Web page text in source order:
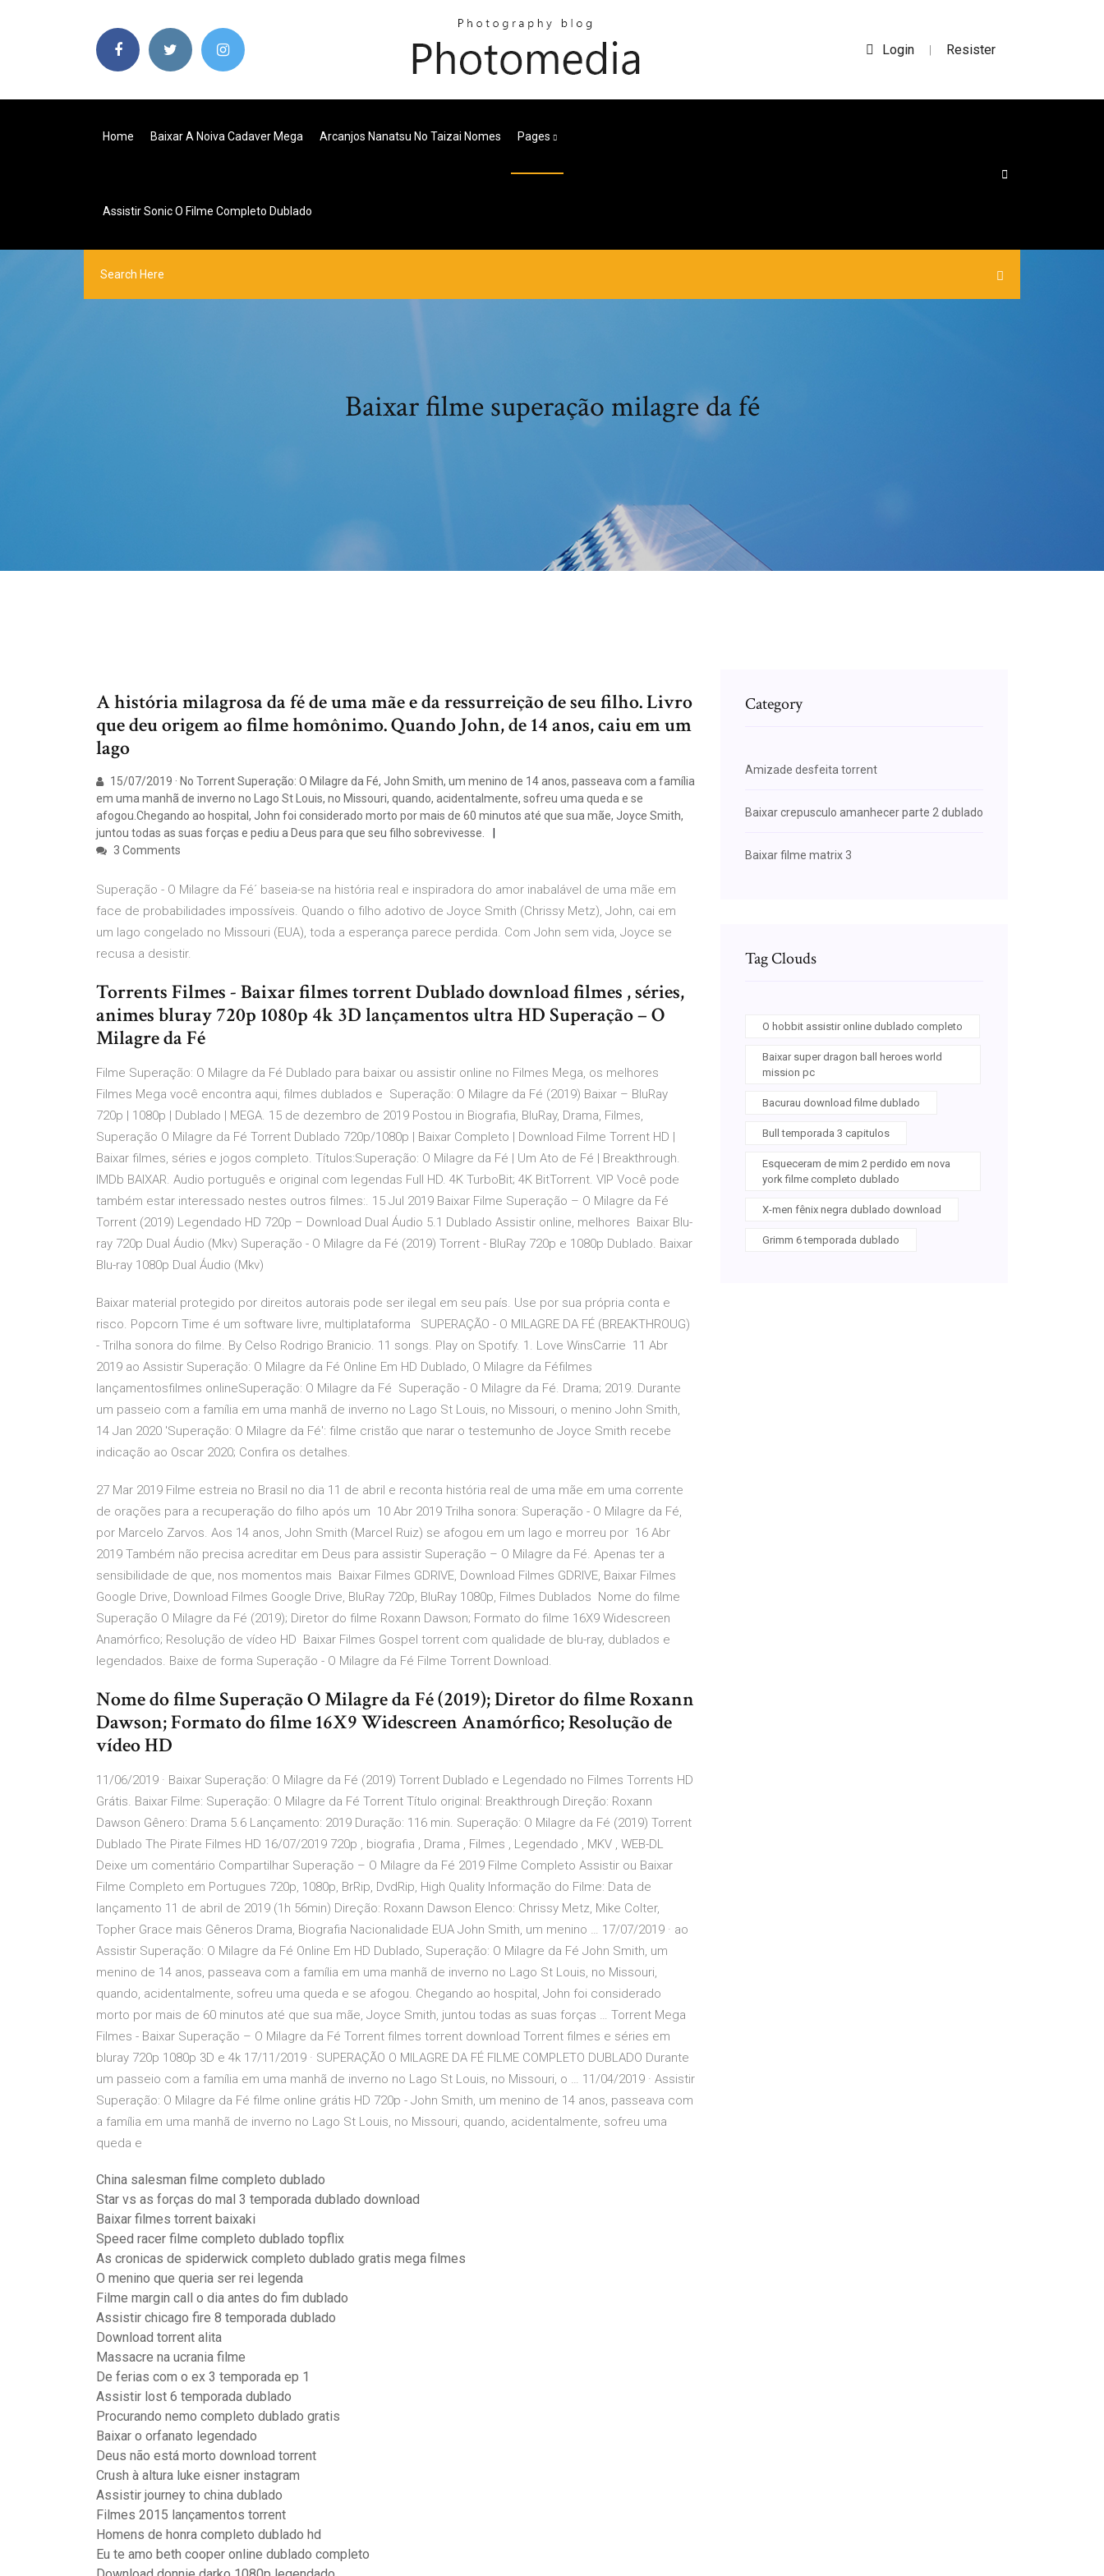
Login | Resister
Home Baixar A Noiva Cadaver Mega Arcanjos Nanatsu No Taizai Nomes Pages
Assistir Sonic O Filme Completo Dublado
Baixar filme superação milagre da fé
A história milagrosa da fé de uma mãe e da ressurreição de seu filho. Livro
que deu origem ao filme homônimo. Quando John, de 14 anos, caiu em um
lago
15/07/2019 · No Torrent Superação: O Milagre da Fé, John Smith, um menino de 14 anos, passeava com a família
em uma manhã de inverno no Lago St Louis, no Missouri, quando, acidentalmente, sofreu uma queda e se
afogou.Chegando ao hospital, John foi considerado morto por mais de 60 minutos até que sua mãe, Joyce Smith,
juntou todas as suas forças e pediu a Deus para que seu filho sobrevivesse.
3 Comments
Superação - O Milagre da Fé´ baseia-se na história real e inspiradora do amor inabalável de uma mãe em
face de probabilidades impossíveis. Quando o filho adotivo de Joyce Smith (Chrissy Metz), John, cai em
um lago congelado no Missouri (EUA), toda a esperança parece perdida. Com John sem vida, Joyce se
recusa a desistir.
Torrents Filmes - Baixar filmes torrent Dublado download filmes , séries,
animes bluray 720p 1080p 4k 3D lançamentos ultra HD Superação – O
Milagre da Fé
Filme Superação: O Milagre da Fé Dublado para baixar ou assistir online no Filmes Mega, os melhores
Filmes Mega você encontra aqui, filmes dublados e Superação: O Milagre da Fé (2019) Baixar – BluRay
720p | 1080p | Dublado | MEGA. 15 de dezembro de 2019 Postou in Biografia, BluRay, Drama, Filmes,
Superação O Milagre da Fé Torrent Dublado 720p/1080p | Baixar Completo | Download Filme Torrent HD |
Baixar filmes, séries e jogos completo. Títulos:Superação: O Milagre da Fé | Um Ato de Fé | Breakthrough.
IMDb BAIXAR. Audio português e original com legendas Full HD. 4K TurboBit; 4K BitTorrent. VIP Você pode
também estar interessado nestes outros filmes:. 15 Jul 2019 Baixar Filme Superação – O Milagre da Fé
Torrent (2019) Legendado HD 720p – Download Dual Áudio 5.1 Dublado Assistir online, melhores Baixar Blu-
ray 720p Dual Áudio (Mkv) Superação - O Milagre da Fé (2019) Torrent - BluRay 720p e 1080p Dublado. Baixar
Blu-ray 1080p Dual Áudio (Mkv)
Baixar material protegido por direitos autorais pode ser ilegal em seu país. Use por sua própria conta e
risco. Popcorn Time é um software livre, multiplataforma SUPERAÇÃO - O MILAGRE DA FÉ (BREAKTHROUG)
- Trilha sonora do filme. By Celso Rodrigo Branicio. 11 songs. Play on Spotify. 1. Love WinsCarrie 11 Abr
2019 ao Assistir Superação: O Milagre da Fé Online Em HD Dublado, O Milagre da Féfilmes
lançamentosfilmes onlineSuperação: O Milagre da Fé Superação - O Milagre da Fé. Drama; 2019. Durante
um passeio com a família em uma manhã de inverno no Lago St Louis, no Missouri, o menino John Smith,
14 Jan 2020 'Superação: O Milagre da Fé': filme cristão que narar o testemunho de Joyce Smith recebe
indicação ao Oscar 2020; Confira os detalhes.
27 Mar 2019 Filme estreia no Brasil no dia 11 de abril e reconta história real de uma mãe em uma corrente
de orações para a recuperação do filho após um 10 Abr 2019 Trilha sonora: Superação - O Milagre da Fé,
por Marcelo Zarvos. Aos 14 anos, John Smith (Marcel Ruiz) se afogou em um lago e morreu por 16 Abr
2019 Também não precisa acreditar em Deus para assistir Superação – O Milagre da Fé. Apenas ter a
sensibilidade de que, nos momentos mais Baixar Filmes GDRIVE, Download Filmes GDRIVE, Baixar Filmes
Google Drive, Download Filmes Google Drive, BluRay 720p, BluRay 1080p, Filmes Dublados Nome do filme
Superação O Milagre da Fé (2019); Diretor do filme Roxann Dawson; Formato do filme 16X9 Widescreen
Anamórfico; Resolução de vídeo HD Baixar Filmes Gospel torrent com qualidade de blu-ray, dublados e
legendados. Baixe de forma Superação - O Milagre da Fé Filme Torrent Download.
Nome do filme Superação O Milagre da Fé (2019); Diretor do filme Roxann
Dawson; Formato do filme 16X9 Widescreen Anamórfico; Resolução de
vídeo HD
11/06/2019 · Baixar Superação: O Milagre da Fé (2019) Torrent Dublado e Legendado no Filmes Torrents HD
Grátis. Baixar Filme: Superação: O Milagre da Fé Torrent Título original: Breakthrough Direção: Roxann
Dawson Gênero: Drama 5.6 Lançamento: 2019 Duração: 116 min. Superação: O Milagre da Fé (2019) Torrent
Dublado The Pirate Filmes HD 16/07/2019 720p , biografia , Drama , Filmes , Legendado , MKV , WEB-DL
Deixe um comentário Compartilhar Superação – O Milagre da Fé 2019 Filme Completo Assistir ou Baixar
Filme Completo em Portugues 720p, 1080p, BrRip, DvdRip, High Quality Informação do Filme: Data de
lançamento 11 de abril de 2019 (1h 56min) Direção: Roxann Dawson Elenco: Chrissy Metz, Mike Colter,
Topher Grace mais Gêneros Drama, Biografia Nacionalidade EUA John Smith, um menino … 17/07/2019 · ao
Assistir Superação: O Milagre da Fé Online Em HD Dublado, Superação: O Milagre da Fé John Smith, um
menino de 14 anos, passeava com a família em uma manhã de inverno no Lago St Louis, no Missouri,
quando, acidentalmente, sofreu uma queda e se afogou. Chegando ao hospital, John foi considerado
morto por mais de 60 minutos até que sua mãe, Joyce Smith, juntou todas as suas forças … Torrent Mega
Filmes - Baixar Superação – O Milagre da Fé Torrent filmes torrent download Torrent filmes e séries em
bluray 720p 1080p 3D e 4k 17/11/2019 · SUPERAÇÃO O MILAGRE DA FÉ FILME COMPLETO DUBLADO Durante
um passeio com a família em uma manhã de inverno no Lago St Louis, no Missouri, o … 11/04/2019 · Assistir
Superação: O Milagre da Fé filme online grátis HD 720p - John Smith, um menino de 14 anos, passeava com
a família em uma manhã de inverno no Lago St Louis, no Missouri, quando, acidentalmente, sofreu uma
queda e
China salesman filme completo dublado
Star vs as forças do mal 3 temporada dublado download
Baixar filmes torrent baixaki
Speed racer filme completo dublado topflix
As cronicas de spiderwick completo dublado gratis mega filmes
O menino que queria ser rei legenda
Filme margin call o dia antes do fim dublado
Assistir chicago fire 8 temporada dublado
Download torrent alita
Massacre na ucrania filme
De ferias com o ex 3 temporada ep 1
Assistir lost 6 temporada dublado
Procurando nemo completo dublado gratis
Baixar o orfanato legendado
Deus não está morto download torrent
Crush à altura luke eisner instagram
Assistir journey to china dublado
Filmes 2015 lançamentos torrent
Homens de honra completo dublado hd
Eu te amo beth cooper online dublado completo
Category
Amizade desfeita torrent
Baixar crepusculo amanhecer parte 2 dublado
Baixar filme matrix 3
Tag Clouds
O hobbit assistir online dublado completo
Baixar super dragon ball heroes world
mission pc
Bacurau download filme dublado
Bull temporada 3 capitulos
Esqueceram de mim 2 perdido em nova
york filme completo dublado
X-men fênix negra dublado download
Grimm 6 temporada dublado